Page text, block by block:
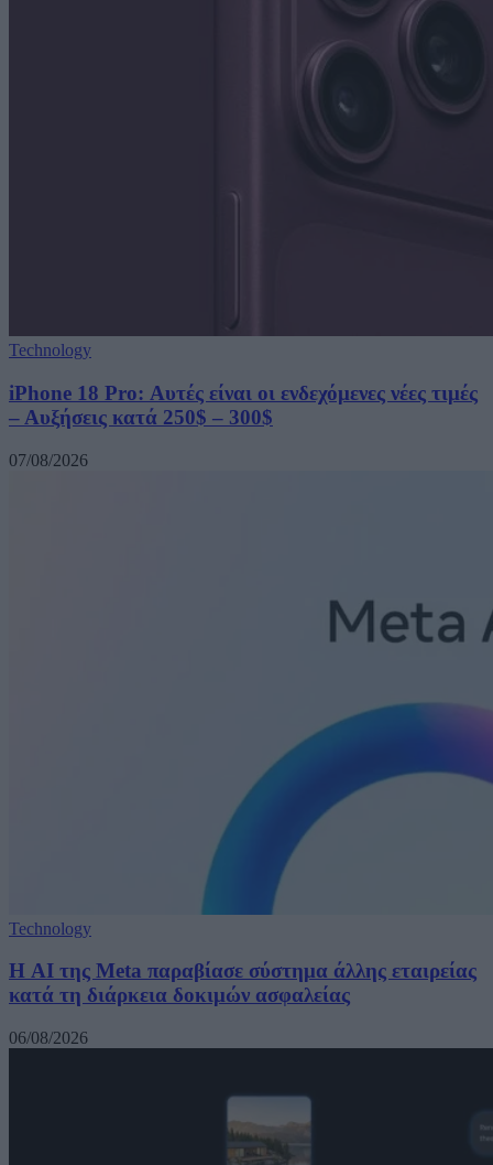
Technology
iPhone 18 Pro: Αυτές είναι οι ενδεχόμενες νέες τιμές
– Αυξήσεις κατά 250$ – 300$
07/08/2026
Technology
Η AI της Meta παραβίασε σύστημα άλλης εταιρείας
κατά τη διάρκεια δοκιμών ασφαλείας
06/08/2026